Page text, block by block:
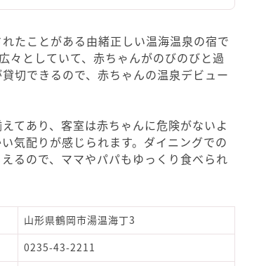
たことがある由緒正しい温海温泉の宿で
々としていて、赤ちゃんがのびのびと過
切できるので、赤ちゃんの温泉デビュー
てあり、客室は赤ちゃんに危険がないよ
気配りが感じられます。ダイニングでの
るので、ママやパパもゆっくり食べられ
山形県鶴岡市湯温海丁3
0235-43-2211